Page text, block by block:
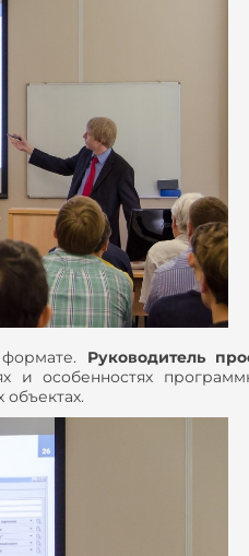
Руководитель
и особенностях